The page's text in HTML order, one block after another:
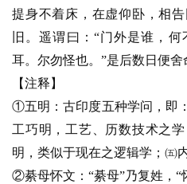
频
纪
佛
教
艺
术
提身不着床，在虚仰卧，相
旧。遥谓曰：“门外是谁，
耳。尔勿怪也。”是后数日便舍
【注释】
①五明：古印度五种学问，即
工巧明，工艺、历数技术之
明，类似于现在之逻辑学；㈤
②綦母怀文：“綦母”乃复姓，“